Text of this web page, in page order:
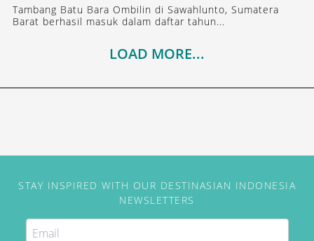
Tambang Batu Bara Ombilin di Sawahlunto, Sumatera
Barat berhasil masuk dalam daftar tahun...
LOAD MORE...
STAY INSPIRED WITH OUR DESTINASIAN INDONESIA
NEWSLETTERS